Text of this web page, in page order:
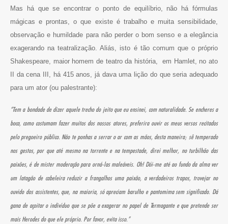
Mas há que se encontrar o ponto de equilíbrio, não há fórmulas
mágicas e prontas, o que existe é trabalho e muita sensibilidade,
observação e humildade para não perder o bom senso e a elegância
exagerando na teatralização. Aliás, isto é tão comum que o próprio
Shakespeare, maior homem de teatro da história, em Hamlet, no ato
II da cena III, há 415 anos, já dava uma lição do que seria adequado
para um ator (ou palestrante):
“Tem a bondade de dizer aquele trecho do jeito que eu ensinei, com naturalidade. Se encheres a
boca, como costumam fazer muitos dos nossos atores, preferira ouvir os meus versos recitados
pelo pregoeiro público. Não te ponhas a serrar o ar com as mãos, desta maneira; sê temperado
nos gestos, por que até mesmo na torrente e na tempestade, direi melhor, no turbilhão das
paixões, é de mister moderação para orná-las maleáveis. Oh! Dói-me até ao fundo da alma ver
um latagão de cabeleira reduzir a frangalhos uma paixão, a verdadeiros trapos, trovejar no
ouvido dos assistentes, que, na maioria, só apreciam barulho e pantomima sem significado. Dá
gana de açoitar o indivíduo que se põe a exagerar no papel de Termagante e que pretende ser
mais Herodes do que ele próprio. Por favor, evita isso.”